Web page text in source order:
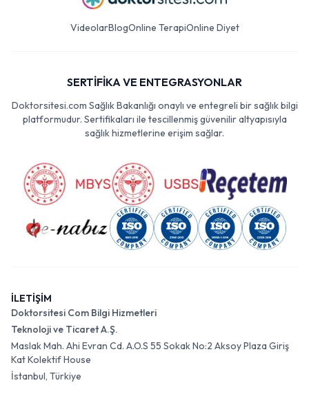
VideolarBlogOnline TerapiOnline Diyet
SERTİFİKA VE ENTEGRASYONLAR
Doktorsitesi.com Sağlık Bakanlığı onaylı ve entegreli bir sağlık bilgi
platformudur. Sertifikaları ile tescillenmiş güvenilir altyapısıyla
sağlık hizmetlerine erişim sağlar.
İLETİŞİM
Doktorsitesi Com Bilgi Hizmetleri
Teknoloji ve Ticaret A.Ş.
Maslak Mah. Ahi Evran Cd. A.O.S 55 Sokak No:2 Aksoy Plaza Giriş
Kat Kolektif House
İstanbul, Türkiye